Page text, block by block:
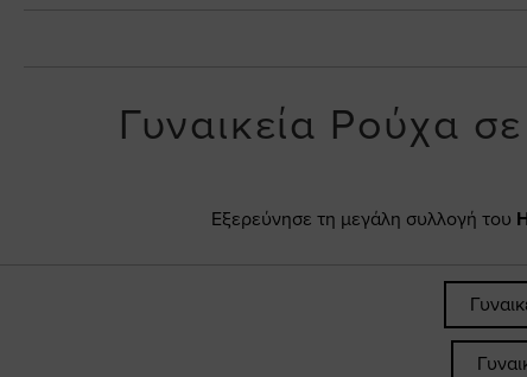
Γυναικεία Ρούχα
Εξερεύνησε τη μεγάλη συλλογή του